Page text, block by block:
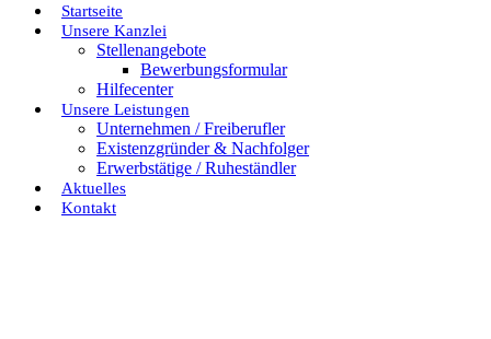
Startseite
Unsere Kanzlei
Stellenangebote
Bewerbungsformular
Hilfecenter
Unsere Leistungen
Unternehmen / Freiberufler
Existenzgründer & Nachfolger
Erwerbstätige / Ruheständler
Aktuelles
Kontakt